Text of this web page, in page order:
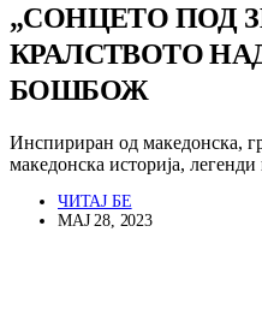
„СОНЦЕТО ПОД
КРАЛСТВОТО
БОШБОЖ
Инспириран од македонска,
македонска историја,
ЧИТАЈ БЕ
МАЈ 28, 2023